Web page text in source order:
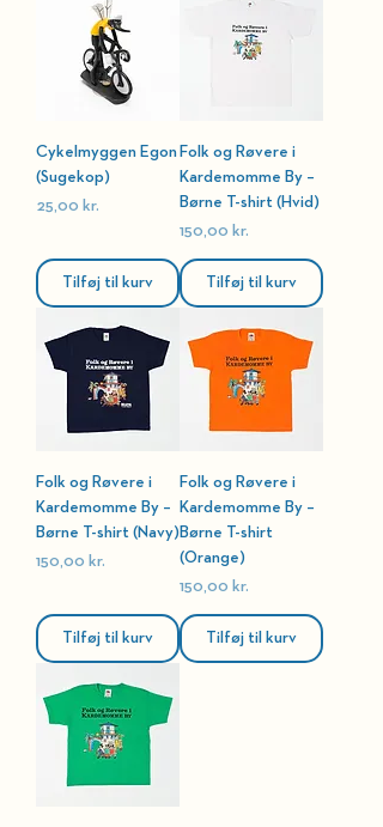
Cykelmyggen Egon
(Sugekop)
Pris
25,00 kr.
Tilføj til kurv
Folk og Røvere i
Kardemomme By –
Børne T-shirt (Hvid)
Pris
150,00 kr.
Tilføj til kurv
Folk og Røvere i
Kardemomme By –
Børne T-shirt (Navy)
Pris
150,00 kr.
Tilføj til kurv
Folk og Røvere i
Kardemomme By –
Børne T-shirt
(Orange)
Pris
150,00 kr.
Tilføj til kurv